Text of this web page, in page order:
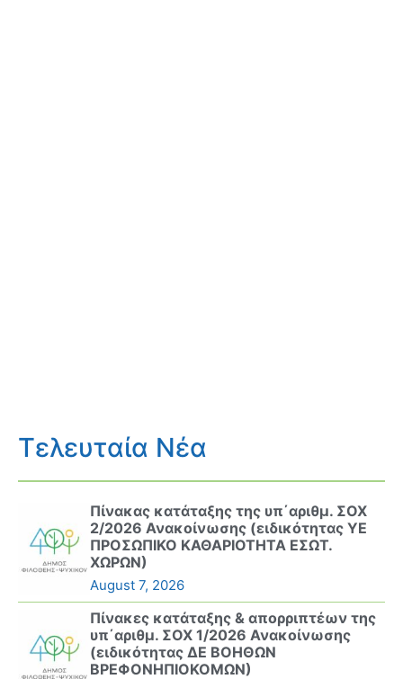
Τελευταία Νέα
Πίνακας κατάταξης της υπ΄αριθμ. ΣΟΧ
2/2026 Ανακοίνωσης (ειδικότητας ΥΕ
ΠΡΟΣΩΠΙΚΟ ΚΑΘΑΡΙΟΤΗΤΑ ΕΣΩΤ.
ΧΩΡΩΝ)
August 7, 2026
Πίνακες κατάταξης & απορριπτέων της
υπ΄αριθμ. ΣΟΧ 1/2026 Ανακοίνωσης
(ειδικότητας ΔΕ ΒΟΗΘΩΝ
ΒΡΕΦΟΝΗΠΙΟΚΟΜΩΝ)